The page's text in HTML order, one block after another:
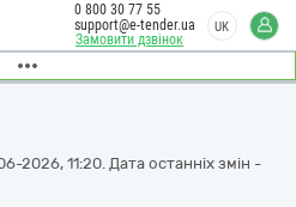
Замовити дзвінок
0 800 30 77 55
support@e-tender.ua
UK
2026, 11:20. Дата останніх змін -